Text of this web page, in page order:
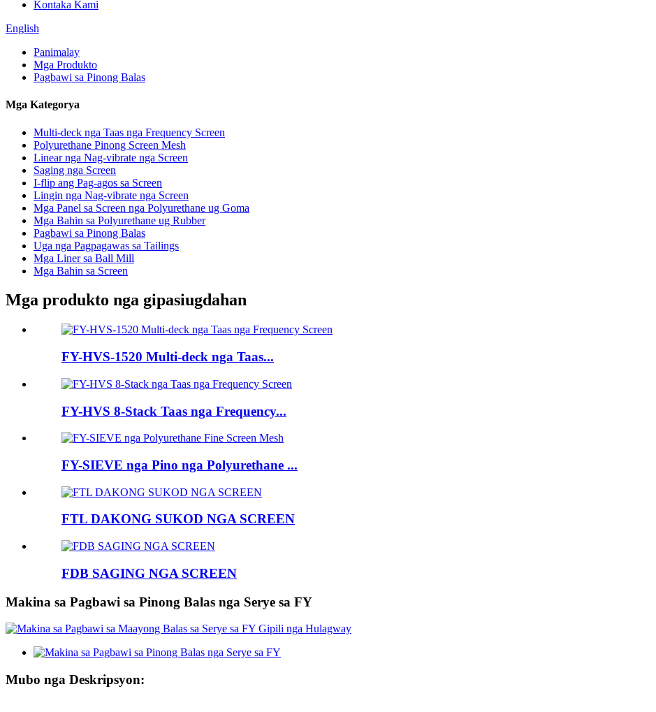
Kontaka Kami
English
Panimalay
Mga Produkto
Pagbawi sa Pinong Balas
Mga Kategorya
Multi-deck nga Taas nga Frequency Screen
Polyurethane Pinong Screen Mesh
Linear nga Nag-vibrate nga Screen
Saging nga Screen
I-flip ang Pag-agos sa Screen
Lingin nga Nag-vibrate nga Screen
Mga Panel sa Screen nga Polyurethane ug Goma
Mga Bahin sa Polyurethane ug Rubber
Pagbawi sa Pinong Balas
Uga nga Pagpagawas sa Tailings
Mga Liner sa Ball Mill
Mga Bahin sa Screen
Mga produkto nga gipasiugdahan
FY-HVS-1520 Multi-deck nga Taas...
FY-HVS 8-Stack Taas nga Frequency...
FY-SIEVE nga Pino nga Polyurethane ...
FTL DAKONG SUKOD NGA SCREEN
FDB SAGING NGA SCREEN
Makina sa Pagbawi sa Pinong Balas nga Serye sa FY
Mubo nga Deskripsyon: